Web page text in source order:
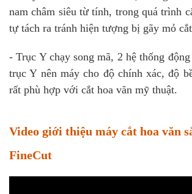
nam châm siêu từ tính, trong quá trình
tự tách ra tránh hiện tượng bị gãy mỏ
- Trục Y chạy song mã, 2 hệ thống
trục Y nên máy cho độ chính xác, độ
rất phù hợp với cắt hoa văn mỹ thuật.
Video giới thiệu máy cắt hoa văn
FineCut